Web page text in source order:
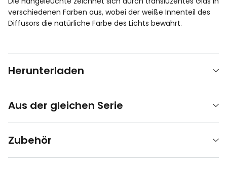
verschiedenen Farben aus, wobei der weiße Innenteil des
Diffusors die natürliche Farbe des Lichts bewahrt.
Herunterladen
Aus der gleichen Serie
Zubehör